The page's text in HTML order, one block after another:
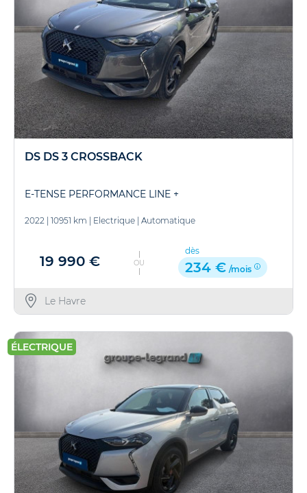
DS DS 3 CROSSBACK
E-TENSE PERFORMANCE LINE +
2022 10951 km Electrique Automatique
19 990 € OU
dès
234 € /mois
Le Havre
ÉLECTRIQUE